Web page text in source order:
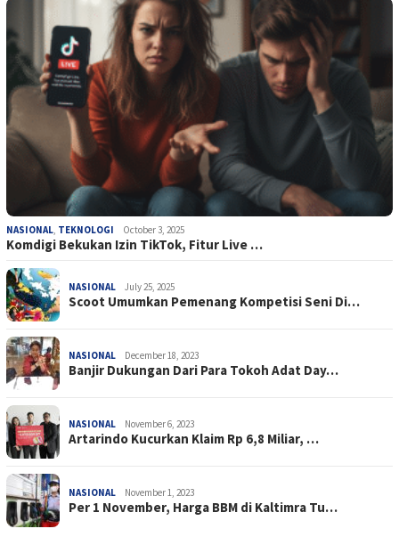
NASIONAL TEKNOLOGI October 3, 2025
Komdigi Bekukan Izin TikTok, Fitur Live …
NASIONAL July 25, 2025
Scoot Umumkan Pemenang Kompetisi Seni Di…
NASIONAL December 18, 2023
Banjir Dukungan Dari Para Tokoh Adat Day…
NASIONAL November 6, 2023
Artarindo Kucurkan Klaim Rp 6,8 Miliar, …
NASIONAL November 1, 2023
Per 1 November, Harga BBM di Kaltimra Tu…